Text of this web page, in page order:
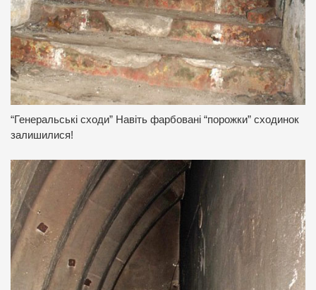
“Генеральські сходи” Навіть фарбовані “порожки” сходинок
залишилися!